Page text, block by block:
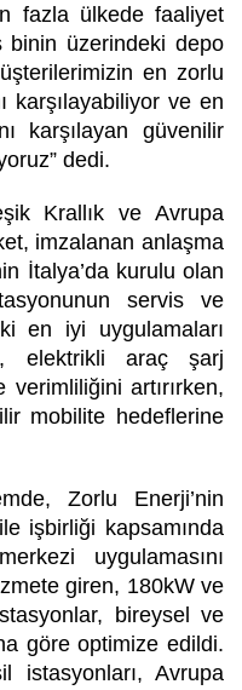
fazla ülkede faaliyet
binin üzerindeki depo
en zorlu
karşılayabiliyor ve en
karşılayan güvenilir
dedi.
Krallık ve Avrupa
imzalanan anlaşma
İtalya’da kurulu olan
servis ve
en iyi uygulamaları
elektrikli araç şarj
verimliliğini artırırken,
mobilite hedeflerine
Zorlu Enerji’nin
işbirliği kapsamında
uygulamasını
giren, 180kW ve
bireysel ve
göre optimize edildi.
istasyonları, Avrupa